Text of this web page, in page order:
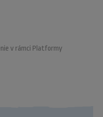
v rámci Platformy